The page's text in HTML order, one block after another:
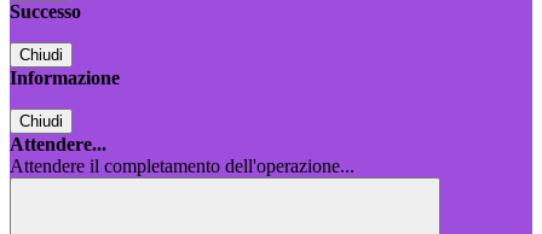
Successo
Chiudi
Informazione
Chiudi
Attendere...
Attendere il completamento dell'operazione...